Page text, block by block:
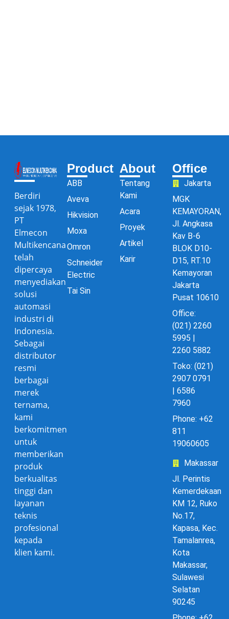
Berdiri
sejak 1978,
PT
Elmecon
Multikencana
telah
dipercaya
menyediakan
solusi
automasi
industri di
Indonesia.
Sebagai
distributor
resmi
berbagai
merek
ternama,
kami
berkomitmen
untuk
memberikan
produk
berkualitas
tinggi dan
layanan
teknis
profesional
kepada
klien kami.
Product
ABB
Aveva
Hikvision
Moxa
Omron
Schneider
Electric
Tai Sin
About
Tentang
Kami
Acara
Proyek
Artikel
Karir
Office
Jakarta
MGK
KEMAYORAN,
Jl. Angkasa
Kav B-6
BLOK D10-
D15, RT.10
Kemayoran
Jakarta
Pusat 10610
Office:
(021) 2260
5995 |
2260 5882
Toko: (021)
2907 0791
| 6586
7960
Phone: +62
811
19060605
Makassar
Jl. Perintis
Kemerdekaan
KM 12, Ruko
No.17,
Kapasa, Kec.
Tamalanrea,
Kota
Makassar,
Sulawesi
Selatan
90245